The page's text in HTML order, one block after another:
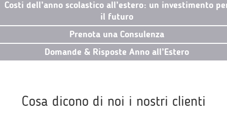
Costi dell’anno scolastico all’estero: un investimento
il futuro
Prenota una Consulenza
Domande & Risposte Anno all’Estero
Cosa dicono di noi i nostri clienti